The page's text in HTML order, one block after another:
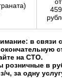
от
в связи
на СТО.
розничные в
ч, за одну